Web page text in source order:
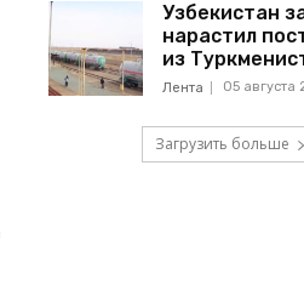
Узбекистан
нарастил
из
Лента 05 августа
Загрузить больше